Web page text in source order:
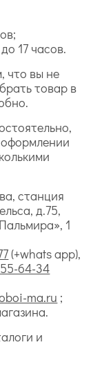
17 часов.
что вы не
товар в
оформлении
станция
д.75,
1
(+whats app),
64-34
ma.ru ;
и